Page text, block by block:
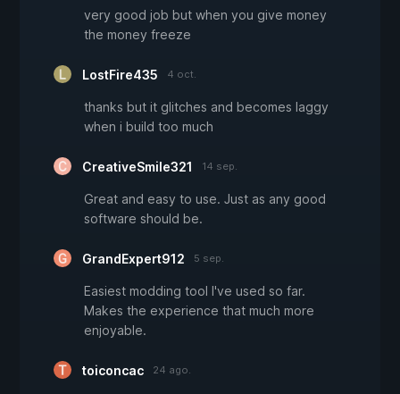
very good job but when you give money
the money freeze
LostFire435 4 oct.
thanks but it glitches and becomes laggy
when i build too much
CreativeSmile321 14 sep.
Great and easy to use. Just as any good
software should be.
GrandExpert912 5 sep.
Easiest modding tool I've used so far.
Makes the experience that much more
enjoyable.
toiconcac 24 ago.